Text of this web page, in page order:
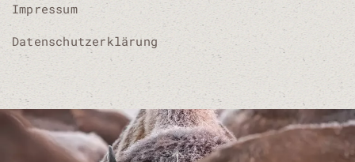
Impressum
Datenschutzerklärung